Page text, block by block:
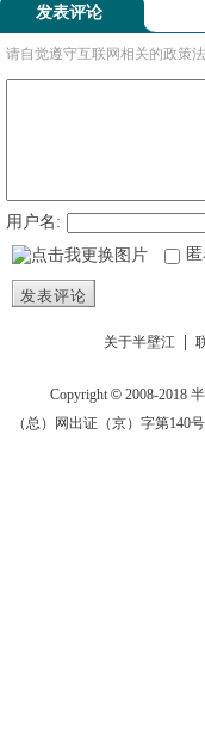
发表评论
请自觉遵守互联网相关的政策
用户名:
发表评论
关于半壁江
Copyright © 2008-2018
（总）网出证（京）字第140